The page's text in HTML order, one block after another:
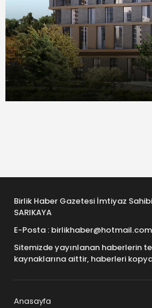
Birlik Haber Gazetesi İmtiyaz
SARIKAYA
E-Posta : birlikhaber@hotmail.com
Sitemizde yayınlanan haberlerin
kaynaklarına aittir, haberleri
Anasayfa